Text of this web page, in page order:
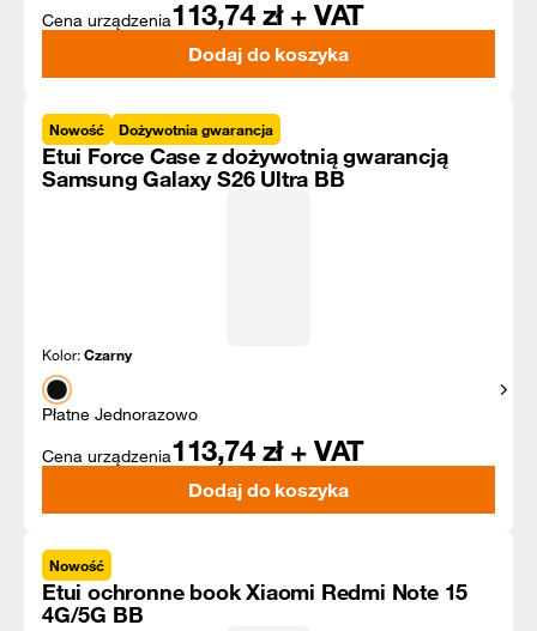
Cena urządzenia113,74 zł + VAT
Dodaj do koszyka
Nowość Dożywotnia gwarancja
Etui Force Case z dożywotnią gwarancją
Samsung Galaxy S26 Ultra BB
Kolor:Czarny
Płatne Jednorazowo
Cena urządzenia113,74 zł + VAT
Dodaj do koszyka
Nowość
Etui ochronne book Xiaomi Redmi Note 15
4G/5G BB